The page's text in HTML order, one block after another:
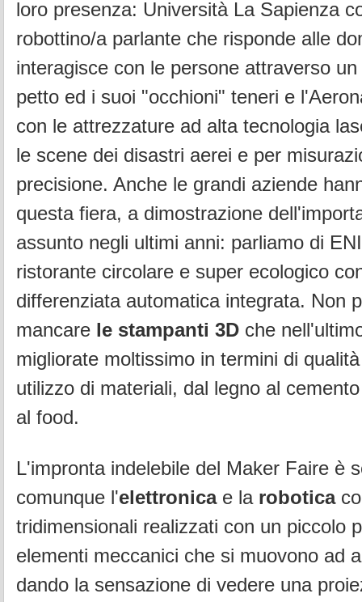
loro presenza: Università La Sapienza
robottino/a parlante che risponde alle
interagisce con le persone attraverso
petto ed i suoi "occhioni" teneri e
con le attrezzature ad alta tecnologia
le scene dei disastri aerei e per
precisione. Anche le grandi aziende
questa fiera, a dimostrazione
assunto negli ultimi anni: parliamo di
ristorante circolare e super ecologico
differenziata automatica integrata. Non
mancare le stampanti 3D che
migliorate moltissimo in termini di
utilizzo di materiali, dal legno al
al food.
L'impronta indelebile del Maker Faire è
comunque l'elettronicae la robotica
tridimensionali realizzati con un piccolo
elementi meccanici che si muovono ad
dando la sensazione di vedere una